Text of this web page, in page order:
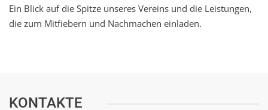
Ein Blick auf die Spitze unseres Vereins und die Leistungen,
die zum Mitfiebern und Nachmachen einladen.
KONTAKTE